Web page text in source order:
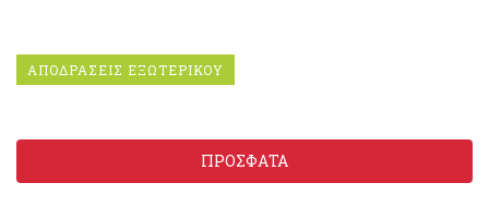
ΑΠΟΔΡΑΣΕΙΣ ΕΞΩΤΕΡΙΚΟΥ
ΠΡΟΣΦΑΤΑ